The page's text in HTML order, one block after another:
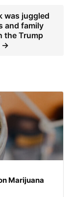
was juggled
and family
the Trump
→
Marijuana